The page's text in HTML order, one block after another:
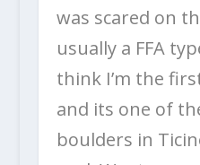
was scared on
usually a FFA
think I’m the
and its one of
boulders in